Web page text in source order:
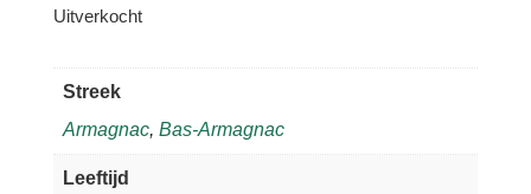
Uitverkocht
Streek
Armagnac, Bas-Armagnac
Leeftijd